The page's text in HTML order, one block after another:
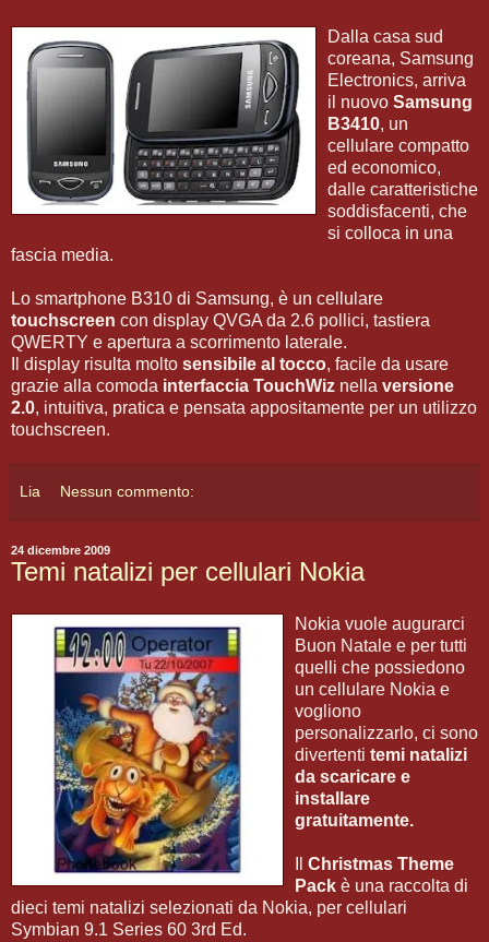
Dalla casa sud
coreana, Samsung
Electronics, arriva
il nuovo Samsung
B3410, un
cellulare compatto
ed economico,
dalle caratteristiche
soddisfacenti, che
si colloca in una
fascia media.
Lo smartphone B310 di Samsung, è un cellulare
touchscreen con display QVGA da 2.6 pollici, tastiera
QWERTY e apertura a scorrimento laterale.
Il display risulta molto sensibile al tocco, facile da usare
grazie alla comoda interfaccia TouchWiz nella versione
2.0, intuitiva, pratica e pensata appositamente per un utilizzo
touchscreen.
Lia Nessun commento:
24 dicembre 2009
Temi natalizi per cellulari Nokia
Nokia vuole augurarci
Buon Natale e per tutti
quelli che possiedono
un cellulare Nokia e
vogliono
personalizzarlo, ci sono
divertenti temi natalizi
da scaricare e
installare
gratuitamente.
Christmas Theme
Pack è una raccolta di
dieci temi natalizi selezionati da Nokia, per cellulari
Symbian 9.1 Series 60 3rd Ed.